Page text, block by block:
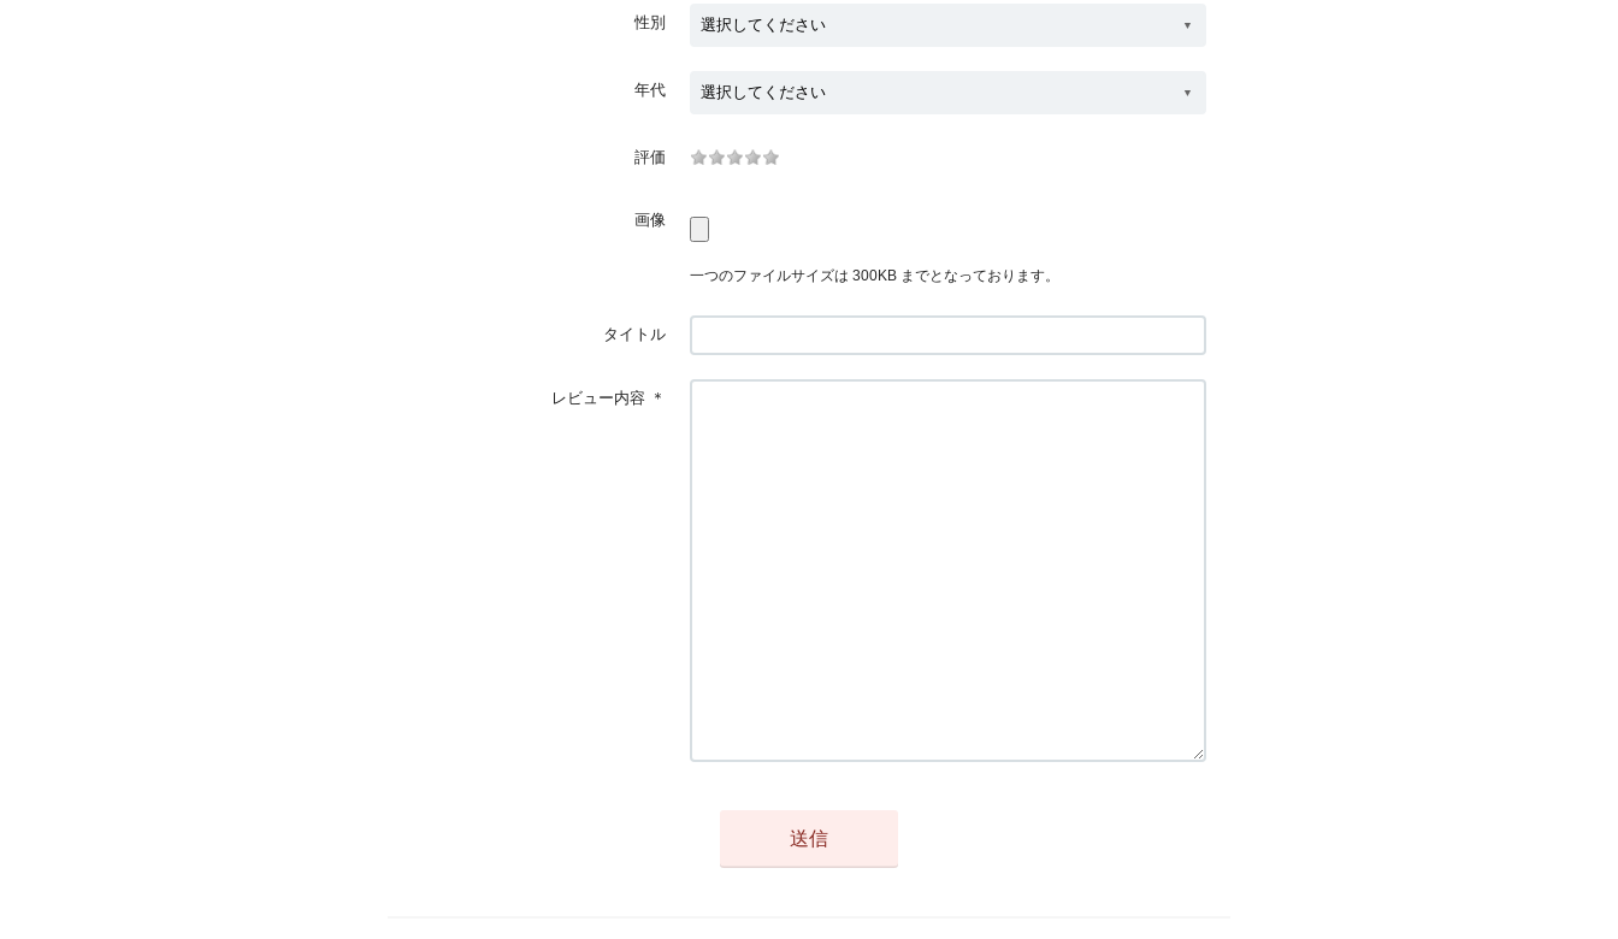
性別
年代
評価
画像
一つのファイルサイズは 300KB までとなっております。
タイトル
レビュー内容 ＊